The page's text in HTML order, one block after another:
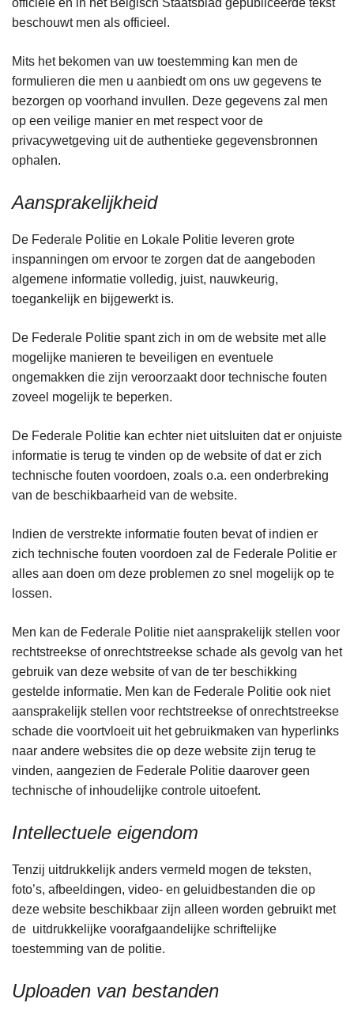
officiële en in het Belgisch Staatsblad gepubliceerde tekst
beschouwt men als officieel.
Mits het bekomen van uw toestemming kan men de
formulieren die men u aanbiedt om ons uw gegevens te
bezorgen op voorhand invullen. Deze gegevens zal men
op een veilige manier en met respect voor de
privacywetgeving uit de authentieke gegevensbronnen
ophalen.
Aansprakelijkheid
De Federale Politie en Lokale Politie leveren grote
inspanningen om ervoor te zorgen dat de aangeboden
algemene informatie volledig, juist, nauwkeurig,
toegankelijk en bijgewerkt is.
De Federale Politie spant zich in om de website met alle
mogelijke manieren te beveiligen en eventuele
ongemakken die zijn veroorzaakt door technische fouten
zoveel mogelijk te beperken.
De Federale Politie kan echter niet uitsluiten dat er onjuiste
informatie is terug te vinden op de website of dat er zich
technische fouten voordoen, zoals o.a. een onderbreking
van de beschikbaarheid van de website.
Indien de verstrekte informatie fouten bevat of indien er
zich technische fouten voordoen zal de Federale Politie er
alles aan doen om deze problemen zo snel mogelijk op te
lossen.
Men kan de Federale Politie niet aansprakelijk stellen voor
rechtstreekse of onrechtstreekse schade als gevolg van het
gebruik van deze website of van de ter beschikking
gestelde informatie. Men kan de Federale Politie ook niet
aansprakelijk stellen voor rechtstreekse of onrechtstreekse
schade die voortvloeit uit het gebruikmaken van hyperlinks
naar andere websites die op deze website zijn terug te
vinden, aangezien de Federale Politie daarover geen
technische of inhoudelijke controle uitoefent.
Intellectuele eigendom
Tenzij uitdrukkelijk anders vermeld mogen de teksten,
foto’s, afbeeldingen, video- en geluidbestanden die op
deze website beschikbaar zijn alleen worden gebruikt met
de uitdrukkelijke voorafgaandelijke schriftelijke
toestemming van de politie.
Uploaden van bestanden